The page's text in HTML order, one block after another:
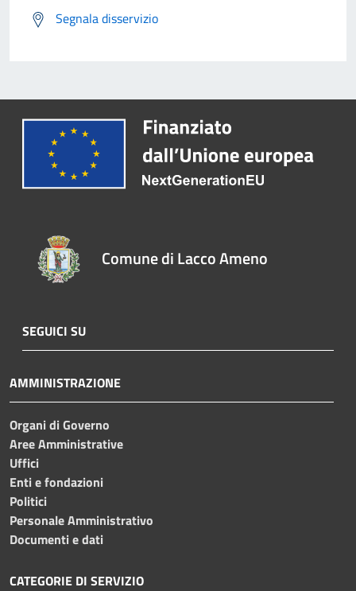
Segnala disservizio
Comune di Lacco Ameno
SEGUICI SU
AMMINISTRAZIONE
Organi di Governo
Aree Amministrative
Uffici
Enti e fondazioni
Politici
Personale Amministrativo
Documenti e dati
CATEGORIE DI SERVIZIO